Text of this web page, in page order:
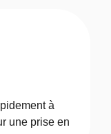
à
une prise en